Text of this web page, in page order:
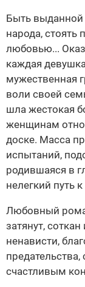
Быть выданной
народа,
любовью...
каждая
мужественная
воли своей
шла жестокая
женщинам
доске. Масса
испытаний,
родившаяся в
нелегкий путь
Любовный
затянут,
ненависти,
счастливым